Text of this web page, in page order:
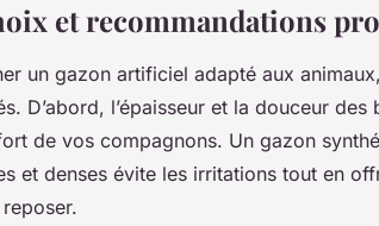
et recommandations
un gazon artificiel adapté aux
D’abord, l’épaisseur et la douceur
de vos compagnons. Un gazon
et denses évite les irritations tout en